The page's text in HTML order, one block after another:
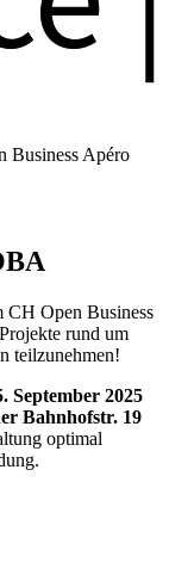
Business Apéro
CH Open Business
rund um
teilzunehmen!
September 2025
Bahnhofstr. 19
optimal